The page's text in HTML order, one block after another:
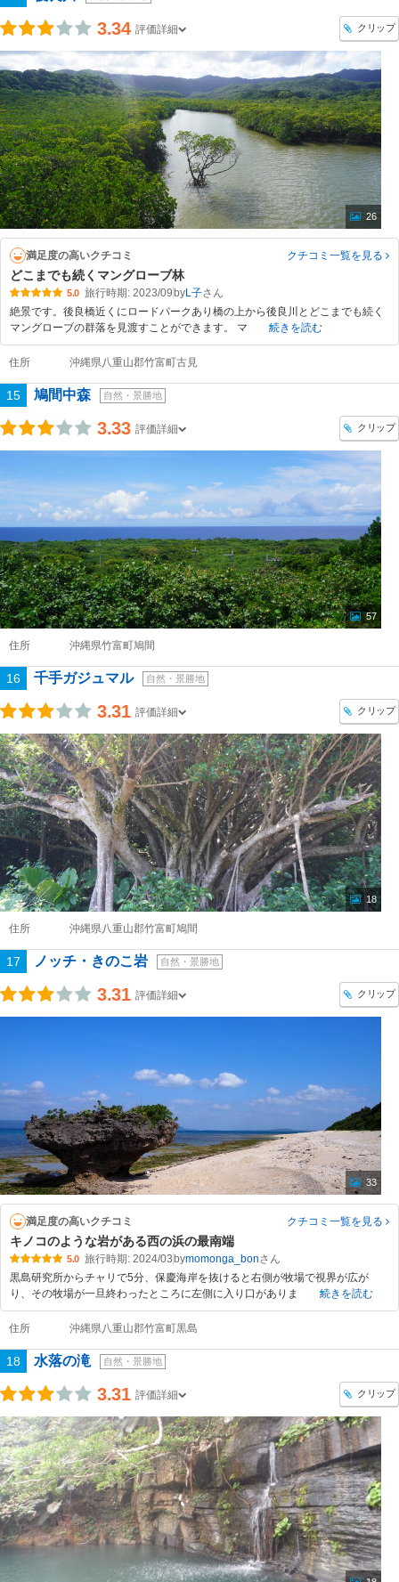
3.34 評価詳細 クリップ
26
満足度の高いクチコミ クチコミ一覧を見る
どこまでも続くマングローブ林
5.0 旅行時期: 2023/09 byL子
絶景です。後良橋近くにロードパークあり橋の上から後良川とどこまでも続く
マングローブの群落を見渡すことができます。 マ
続きを読む
住所 沖縄県八重山郡竹富町古見
15 鳩間中森 自然・景勝地
3.33 評価詳細 クリップ
57
住所 沖縄県竹富町鳩間
16 千手ガジュマル 自然・景勝地
3.31 評価詳細 クリップ
18
住所 沖縄県八重山郡竹富町鳩間
17 ノッチ・きのこ岩 自然・景勝地
3.31 評価詳細 クリップ
33
満足度の高いクチコミ クチコミ一覧を見る
キノコのような岩がある西の浜の最南端
5.0 旅行時期: 2024/03 bymomonga_bon
黒島研究所からチャリで5分、保慶海岸を抜けると右側が牧場で視界が広が
り、その牧場が一旦終わったところに左側に入り口がありま
続きを読む
住所 沖縄県八重山郡竹富町黒島
18 水落の滝 自然・景勝地
3.31 評価詳細 クリップ